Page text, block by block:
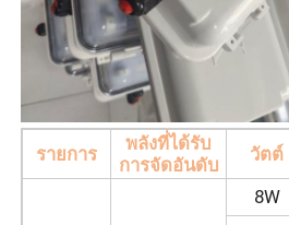
รายการ
พลังที่ได้รับ
การจัดอันดับ
วัตต์
8W